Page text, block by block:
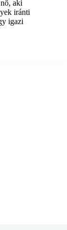
aki
iránti
igazi